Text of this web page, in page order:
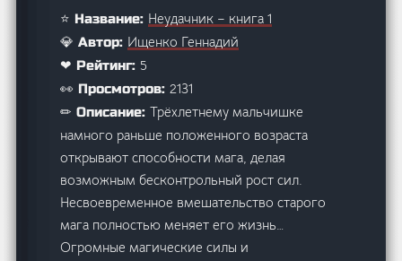
⭐ Название: Неудачник – книга 1
💎 Автор: Ищенко Геннадий
❤ Рейтинг: 5
👀 Просмотров:2131
✏ Описание:Трёхлетнему мальчишке
намного раньше положенного возраста
открывают способности мага, делая
возможным бесконтрольный рост сил.
Несвоевременное вмешательство старого
мага полностью меняет его жизнь…
Огромные магические силы и